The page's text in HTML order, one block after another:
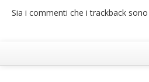
Italiano
Sia i commenti che i trackback sono